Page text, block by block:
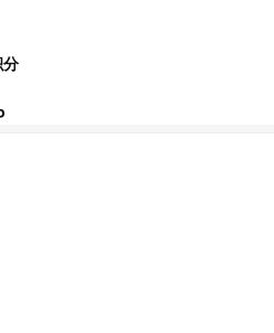
分